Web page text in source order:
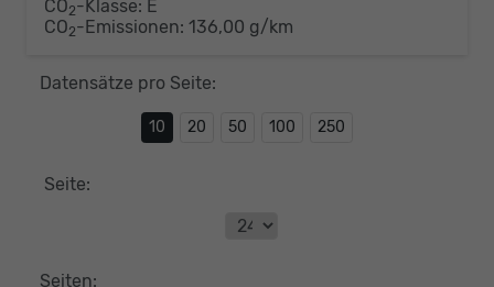
CO2-Klasse: E
CO2-Emissionen: 136,00 g/km
Datensätze pro Seite:
10 20 50 100 250
Seite:
Seiten: